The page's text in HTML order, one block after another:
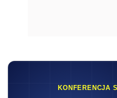
KONFERENCJA